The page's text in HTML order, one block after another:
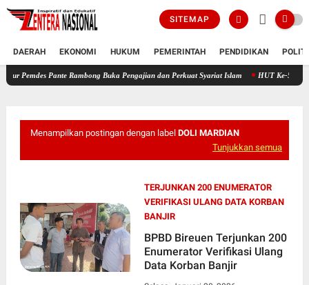
SITEMAP
DAERAH EKONOMI HUKUM PEMERINTAH PENDIDIKAN
Pante Rambong Buka Pengajian dan Perkuat Syariat Islam HUT Ke-53, PT Bank Aceh
Menampilkan postingan dengan label DOLI MARDIAN
Tunjukkan semua
TERJUNKAN 200 ENUMERATOR
VERIFIKASI ULANG DATA KORBAN
BANJIR
BPBD Bireuen Terjunkan 200
Enumerator Verifikasi Ulang
Data Korban Banjir